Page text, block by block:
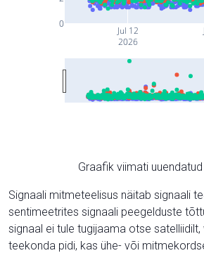
Jul 12
2026
0
Graafik viimati
Signaali mitmeteelisus näitab signaali
sentimeetrites signaali peegelduste
signaal ei tule tugijaama otse
teekonda pidi, kas ühe- või